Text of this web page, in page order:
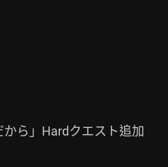
から」Hardクエスト追加